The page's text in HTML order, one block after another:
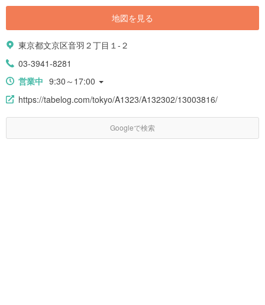
地図を見る
東京都文京区音羽２丁目１-２
03-3941-8281
営業中 9:30～17:00
https://tabelog.com/tokyo/A1323/A132302/13003816/
Googleで検索